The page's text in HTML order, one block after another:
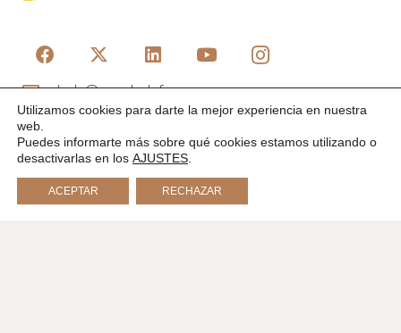
hola@marcbolufer.com
+34 619 82 27 21
Últimos artículos
Síndrome del impostor en equipos: cuando el talento
Utilizamos cookies para darte la mejor experiencia en nuestra
web.
Puedes informarte más sobre qué cookies estamos utilizando o
desactivarlas en los AJUSTES
ACEPTAR RECHAZAR